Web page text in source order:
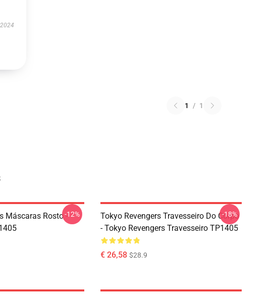
1 / 1
Máscaras Rosto --12%
Tokyo Revengers Travesseiro Do Corpo
- Tokyo Revengers Travesseiro TP1405
€ 26,58 $28.9
-18%